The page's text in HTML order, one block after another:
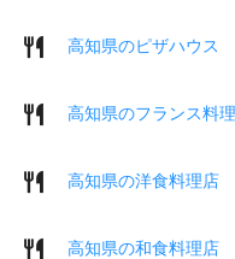
高知県のピザハウス
高知県のフランス料
高知県の洋食料理店
高知県の和食料理店